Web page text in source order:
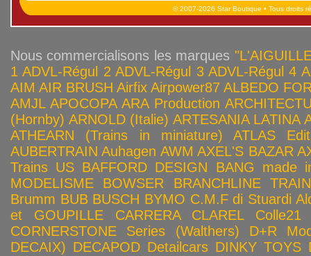
© 2007-2026 Star Boutique • Tous droits
Nous commercialisons les marques
1 ADVL-Régul 2 ADVL-Régul 3 ADVL-Régul 4
AIM AIR BRUSH Airfix Airpower87 ALBEDO
AMJL APOCOPA ARA Production
(Hornby) ARNOLD (Italie) ARTESANIA LATINA
ATHEARN (Trains in miniature)
ATLAS
AUBERTRAIN Auhagen AWM AXEL'S BAZAR
Trains US BAFFORD DESIGN
BANG made
MODELISME
BOWSER
BRANCHLINE
Brumm BUB BUSCH BYMO C.M.F di Stuardi
et GOUPILLE
CARRERA CLAREL
Colle21
CORNERSTONE Series (Walthers)
D+R
DECAIX) DECAPOD Detailcars DINKY TOYS